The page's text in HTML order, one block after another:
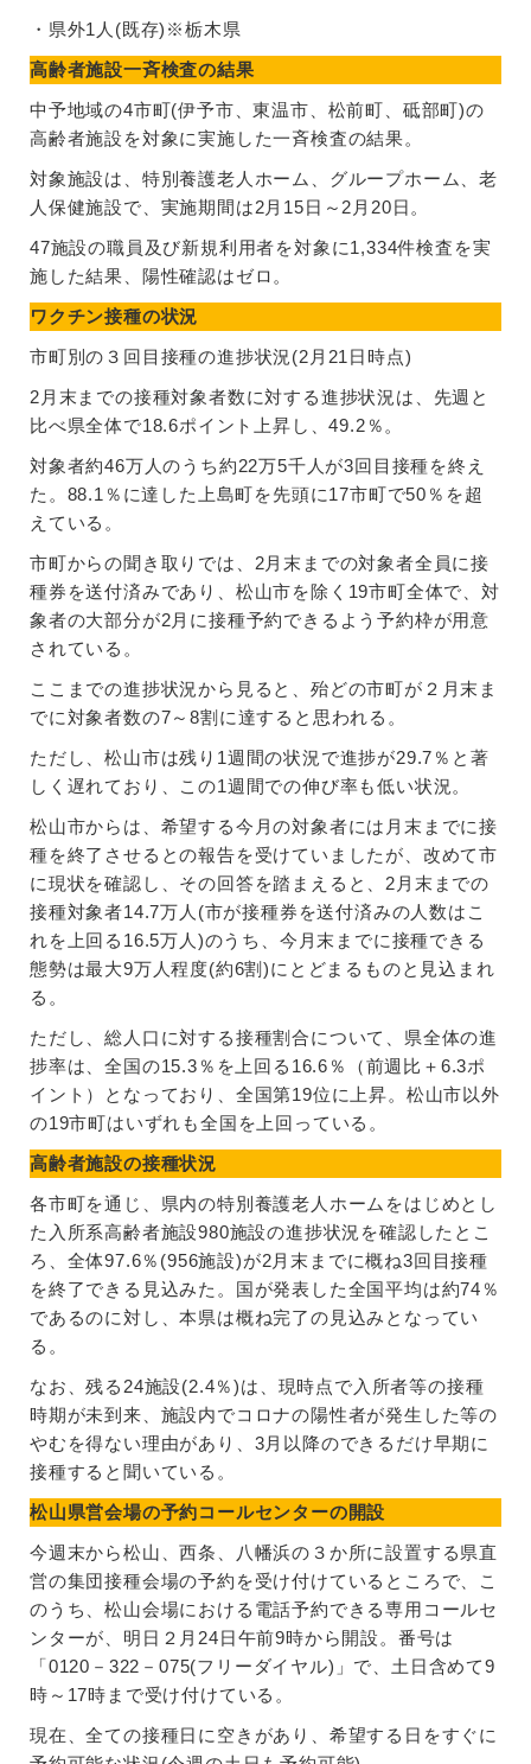
・県外1人(既存)※栃木県
高齢者施設一斉検査の結果
中予地域の4市町(伊予市、東温市、松前町、砥部町)の
高齢者施設を対象に実施した一斉検査の結果。
対象施設は、特別養護老人ホーム、グループホーム、老
人保健施設で、実施期間は2月15日～2月20日。
47施設の職員及び新規利用者を対象に1,334件検査を実
施した結果、陽性確認はゼロ。
ワクチン接種の状況
市町別の３回目接種の進捗状況(2月21日時点)
2月末までの接種対象者数に対する進捗状況は、先週と
比べ県全体で18.6ポイント上昇し、49.2％。
対象者約46万人のうち約22万5千人が3回目接種を終え
た。88.1％に達した上島町を先頭に17市町で50％を超
えている。
市町からの聞き取りでは、2月末までの対象者全員に接
種券を送付済みであり、松山市を除く19市町全体で、対
象者の大部分が2月に接種予約できるよう予約枠が用意
されている。
ここまでの進捗状況から見ると、殆どの市町が２月末ま
でに対象者数の7～8割に達すると思われる。
ただし、松山市は残り1週間の状況で進捗が29.7％と著
しく遅れており、この1週間での伸び率も低い状況。
松山市からは、希望する今月の対象者には月末までに接
種を終了させるとの報告を受けていましたが、改めて市
に現状を確認し、その回答を踏まえると、2月末までの
接種対象者14.7万人(市が接種券を送付済みの人数はこ
れを上回る16.5万人)のうち、今月末までに接種できる
態勢は最大9万人程度(約6割)にとどまるものと見込まれ
る。
ただし、総人口に対する接種割合について、県全体の進
捗率は、全国の15.3％を上回る16.6％（前週比＋6.3ポ
イント）となっており、全国第19位に上昇。松山市以外
の19市町はいずれも全国を上回っている。
高齢者施設の接種状況
各市町を通じ、県内の特別養護老人ホームをはじめとし
た入所系高齢者施設980施設の進捗状況を確認したとこ
ろ、全体97.6％(956施設)が2月末までに概ね3回目接種
を終了できる見込みた。国が発表した全国平均は約74％
であるのに対し、本県は概ね完了の見込みとなってい
る。
なお、残る24施設(2.4％)は、現時点で入所者等の接種
時期が未到来、施設内でコロナの陽性者が発生した等の
やむを得ない理由があり、3月以降のできるだけ早期に
接種すると聞いている。
松山県営会場の予約コールセンターの開設
今週末から松山、西条、八幡浜の３か所に設置する県直
営の集団接種会場の予約を受け付けているところで、こ
のうち、松山会場における電話予約できる専用コールセ
ンターが、明日２月24日午前9時から開設。番号は
「0120－322－075(フリーダイヤル)」で、土日含めて9
時～17時まで受け付けている。
現在、全ての接種日に空きがあり、希望する日をすぐに